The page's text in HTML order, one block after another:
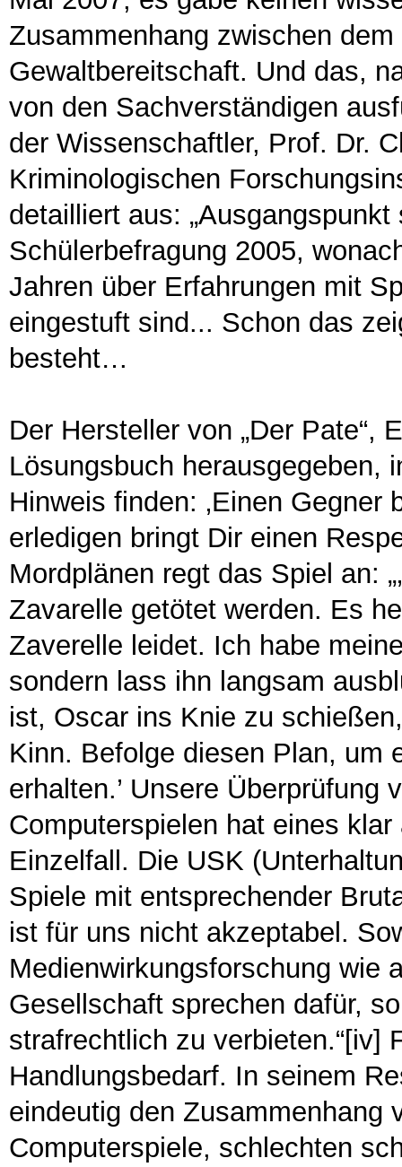
Zusammenhang zwischen
Gewaltbereitschaft. Und das,
von den Sachverständigen
der Wissenschaftler, Prof. Dr.
Kriminologischen
detailliert aus:
Schülerbefragung 2005,
Jahren über Erfahrungen mit
eingestuft sind... Schon das
besteht…
Der Hersteller von „Der Pate“,
Lösungsbuch herausgegeben,
Hinweis finden: ‚Einen
erledigen bringt Dir einen
Mordplänen regt das Spiel an:
Zavarelle getötet werden. Es
Zaverelle leidet. Ich habe
sondern lass ihn langsam
ist, Oscar ins Knie zu
Kinn. Befolge diesen Plan, um
erhalten.’ Unsere Überprüfung
Computerspielen hat eines klar
Einzelfall. Die USK
Spiele mit entsprechender
ist für uns nicht akzeptabel.
Medienwirkungsforschung wie
Gesellschaft sprechen dafür,
strafrechtlich zu verbieten.“[iv]
Handlungsbedarf. In seinem
eindeutig den Zusammenhang
Computerspiele, schlechten